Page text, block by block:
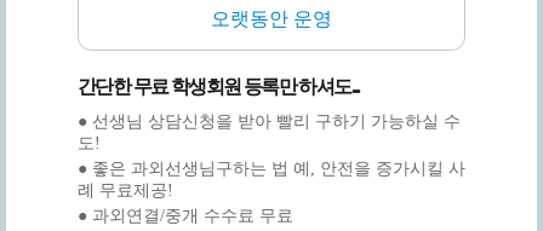
오랫동안 운영
간단한 무료 학생회원 등록만 하셔도...
● 선생님 상담신청을 받아 빨리 구하기 가능하실 수
도!
● 좋은 과외선생님구하는 법 예, 안전을 증가시킬 사
례 무료제공!
● 과외연결/중개 수수료 무료